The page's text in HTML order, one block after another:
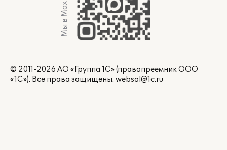
Мы в Max
© 2011-2026 АО «Группа 1С» (правопреемник ООО
«1С»). Все права защищены. websol@1c.ru